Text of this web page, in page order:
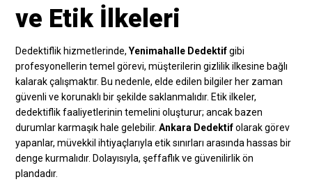
ve Etik İlkeleri
Dedektiflik hizmetlerinde,Yenimahalle Dedektifgibi
profesyonellerin temel görevi, müşterilerin gizlilik ilkesine bağlı
kalarak çalışmaktır. Bu nedenle, elde edilen bilgiler her zaman
güvenli ve korunaklı bir şekilde saklanmalıdır. Etik ilkeler,
dedektiflik faaliyetlerinin temelini oluşturur; ancak bazen
durumlar karmaşık hale gelebilir.Ankara Dedektifolarak görev
yapanlar, müvekkil ihtiyaçlarıyla etik sınırları arasında hassas bir
denge kurmalıdır. Dolayısıyla, şeffaflık ve güvenilirlik ön
plandadır.